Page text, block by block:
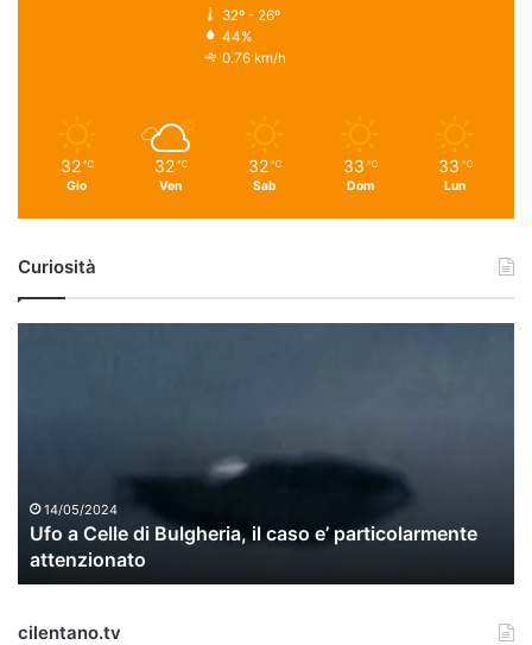
32º - 26º
44%
0.76 km/h
32 ℃
Gio
32 ℃
Ven
32 ℃
Sab
33 ℃
Dom
33 ℃
Lun
Curiosità
i
u
14/05/2024
Ufo a Celle di Bulgheria, il caso e’ particolarmente
attenzionato
cilentano.tv